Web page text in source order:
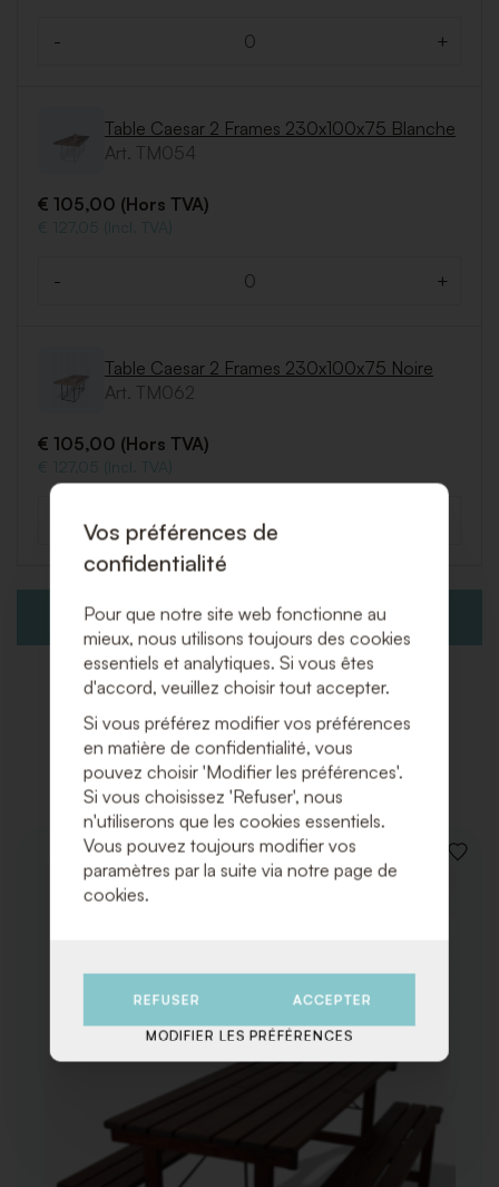
- +
Table Caesar 2 Frames 230x100x75 Blanche
Art. TM054
€ 105,00 (Hors TVA)
€ 127,05 (Incl. TVA)
- +
Table Caesar 2 Frames 230x100x75 Noire
Art. TM062
€ 105,00 (Hors TVA)
€ 127,05 (Incl. TVA)
Quantité
AJOUTER À LA DEMANDE DE DEVIS
Produits associés
Vos préférences de
confidentialité
Pour que notre site web fonctionne au
mieux, nous utilisons toujours des cookies
essentiels et analytiques. Si vous êtes
d'accord, veuillez choisir tout accepter.
Si vous préférez modifier vos préférences
en matière de confidentialité, vous
pouvez choisir 'Modifier les préférences'.
Si vous choisissez 'Refuser', nous
n'utiliserons que les cookies essentiels.
Vous pouvez toujours modifier vos
paramètres par la suite via notre page de
cookies.
REFUSER ACCEPTER
MODIFIER LES PRÉFÉRENCES